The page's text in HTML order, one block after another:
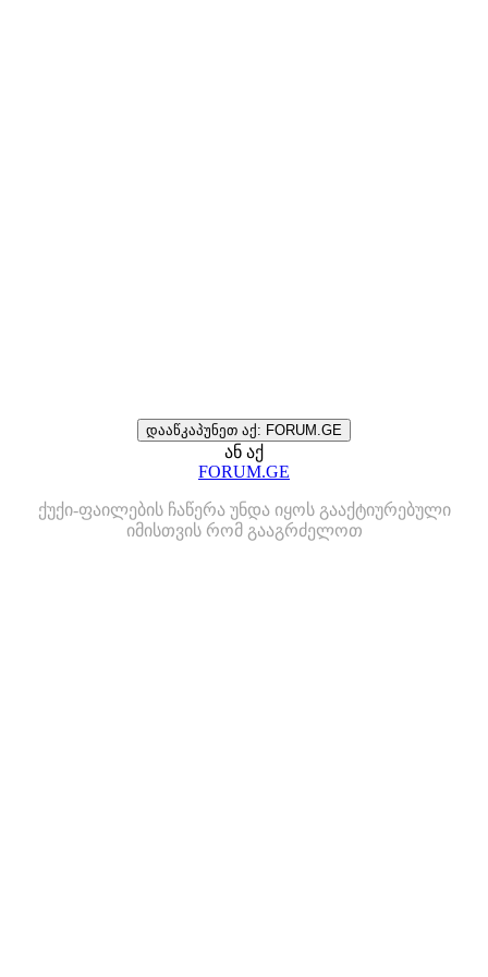
დააწკაპუნეთ აქ: FORUM.GE
ან აქ
FORUM.GE
ქუქი-ფაილების ჩაწერა უნდა იყოს გააქტიურებული
იმისთვის რომ გააგრძელოთ